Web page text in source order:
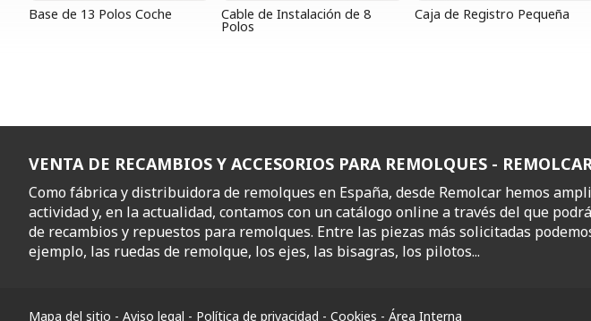
Base de 13 Polos Coche Cable de Instalación de 8
Polos
Caja de Registro Pequeña
VENTA DE RECAMBIOS Y ACCESORIOS PARA REMOLQUES -
Como fábrica y distribuidora de remolques en España, desde Remolcar hemos
actividad y, en la actualidad, contamos con un catálogo online a través del que
de recambios y repuestos para remolques. Entre las piezas más solicitadas
ejemplo, las ruedas de remolque, los ejes, las bisagras, los pilotos...
Mapa del sitio - Aviso legal - Política de privacidad - Cookies - Área Interna